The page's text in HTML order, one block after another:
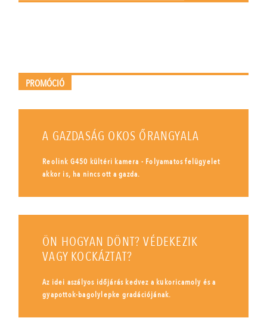
PROMÓCIÓ
A GAZDASÁG OKOS ŐRANGYALA
Reolink G450 kültéri kamera - Folyamatos felügyelet
akkor is, ha nincs ott a gazda.
ÖN HOGYAN DÖNT? VÉDEKEZIK
VAGY KOCKÁZTAT?
Az idei aszályos időjárás kedvez a kukoricamoly és a
gyapottok-bagolylepke gradációjának.